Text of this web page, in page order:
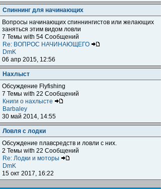
Спиннинг для начинающих
Вопросы начинающих спиннингистов или желающих
заняться этим видом ловли
7 Темы with 54 Сообщений
Re: ВОПРОС НАЧИНАЮЩЕГО
DmK
06 апр 2015, 12:56
Нахлыст
Обсуждение Flyfishing
7 Темы with 22 Сообщений
Книги о нахлысте
Barbaley
30 май 2014, 14:55
Ловля с лодки
Обсуждение плавсредств и ловли с них.
2 Темы with 22 Сообщений
Re: Лодки и моторы
DmK
15 окт 2017, 16:22